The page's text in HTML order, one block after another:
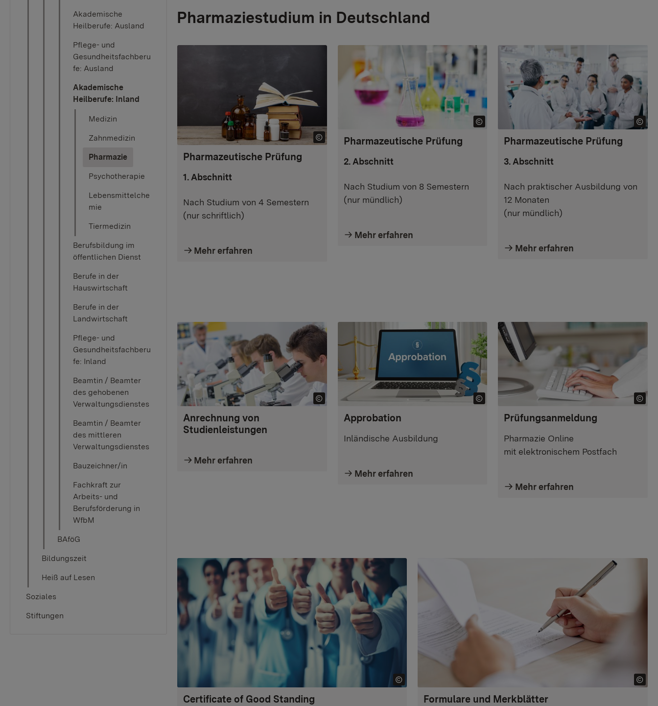
Akademische
Heilberufe: Ausland
Pflege- und
Gesundheitsfachberu
fe: Ausland
Akademische
Heilberufe: Inland
Medizin
Zahnmedizin
Pharmazie(current)
Psychotherapie
Lebensmittelche
mie
Tiermedizin
Berufsbildung im
öffentlichen Dienst
Berufe in der
Hauswirtschaft
Berufe in der
Landwirtschaft
Pflege- und
Gesundheitsfachberu
fe: Inland
Beamtin / Beamter
des gehobenen
Verwaltungsdienstes
Beamtin / Beamter
des mittleren
Verwaltungsdienstes
Bauzeichner/in
Fachkraft zur
Arbeits- und
Berufsförderung in
WfbM
BAföG
Bildungszeit
Heiß auf Lesen
Soziales
Stiftungen
Pharmaziestudium in Deutschland
Pharmazeutische Prüfung
1. Abschnitt
Nach Studium von 4 Semestern
(nur schriftlich)
Mehr erfahren
Pharmazeutische Prüfung
2. Abschnitt
Nach Studium von 8 Semestern
(nur mündlich)
Mehr erfahren
Pharmazeutische Prüfung
3. Abschnitt
Nach praktischer Ausbildung von
12 Monaten
(nur mündlich)
Mehr erfahren
Anrechnung von
Studienleistungen
Mehr erfahren
Approbation
Inländische Ausbildung
Mehr erfahren
Prüfungsanmeldung
Pharmazie Online
mit elektronischem Postfach
Mehr erfahren
Certificate of Good Standing Formulare und Merkblätter